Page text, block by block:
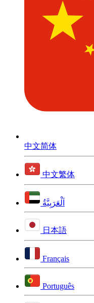
中文简体
中文繁体
اَلْعَرَبِيَّةُ
日本語
Français
Português